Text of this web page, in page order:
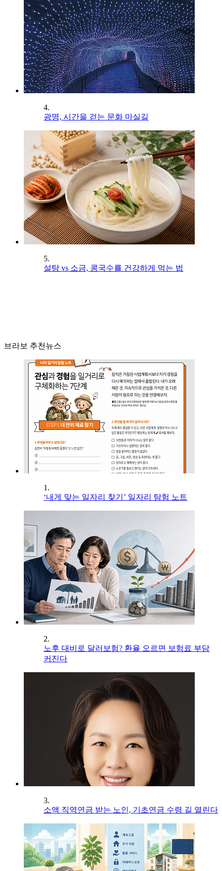
4.
광명, 시간을 걷는 문화 마실길
5.
설탕 vs 소금, 콩국수를 건강하게 먹는 법
브라보 추천뉴스
1.
‘내게 맞는 일자리 찾기’ 일자리 탐험 노트
2.
노후 대비로 달러보험? 환율 오르면 보험료 부담
커진다
3.
소액 직역연금 받는 노인, 기초연금 수령 길 열린다